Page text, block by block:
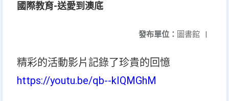
國際教育-送愛到澳底
發布單位： 圖書館 |
精彩的活動影片記錄了珍貴的回憶
https://youtu.be/qb--kIQMGhM